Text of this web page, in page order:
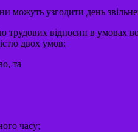
узгодити день
трудових відносин в умовах
двох умов:
та
часу;